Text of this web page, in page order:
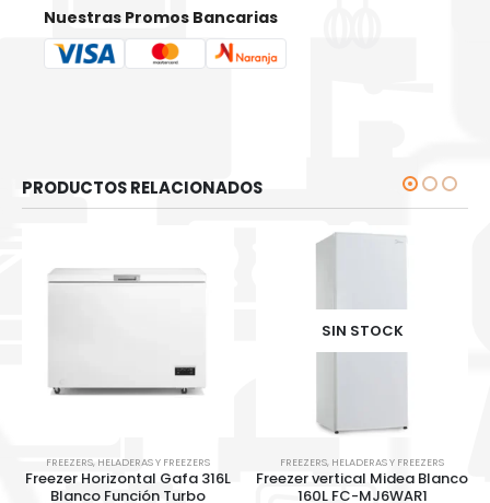
Nuestras Promos Bancarias
PRODUCTOS RELACIONADOS
FREEZERS, HELADERAS Y FREEZERS
Freezer Horizontal Gafa 316L
Blanco Función Turbo
SIN STOCK
FREEZERS, HELADERAS Y FREEZERS
Freezer vertical Midea Blanco
160L FC-MJ6WAR1